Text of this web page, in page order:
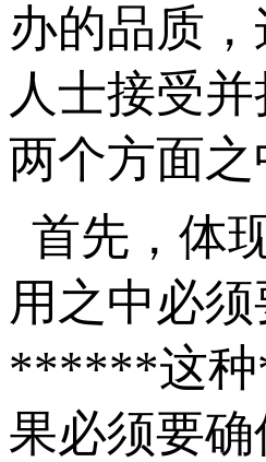
办的品质
人士接受
两个方面之
首先，体
用之中必
******这种
果必须要